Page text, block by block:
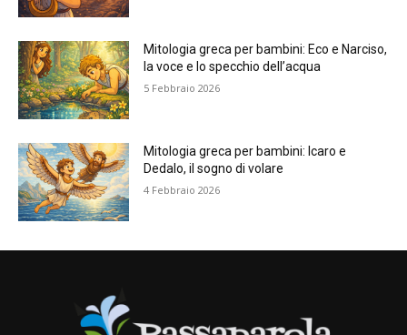
Mitologia greca per bambini: Eco e Narciso,
la voce e lo specchio dell’acqua
5 Febbraio 2026
Mitologia greca per bambini: Icaro e
Dedalo, il sogno di volare
4 Febbraio 2026